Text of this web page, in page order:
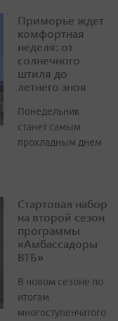
Приморье ждет
комфортная
неделя: от
солнечного
штиля до
летнего зноя
Понедельник
станет самым
прохладным днем
Стартовал набор
на второй сезон
программы
«Амбассадоры
ВТБ»
В новом сезоне по
итогам
многоступенчатого